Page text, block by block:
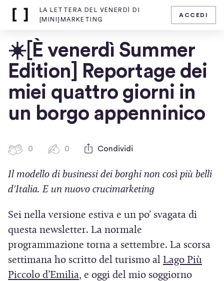
Home
La
lettera
del
venerdì
di
[mini]marketing
LA LETTERA DEL VENERDÌ DI
[MINI]MARKETING
ACCEDI
☀️[È venerdì Summer
Edition] Reportage dei
miei quattro giorni in
un borgo appenninico
0
a
t
n
q
u
0 0
0
o
m
n
t
i
Condividi
Il modello di businessi dei borghi non così più belli
d'Italia. E un nuovo crucimarketing
Sei nella versione estiva e un po’ svagata di
questa newsletter. La normale
programmazione torna a settembre. La scorsa
settimana ho scritto del turismo al Lago Più
Piccolo d’Emilia(, e oggi del mio soggiorno